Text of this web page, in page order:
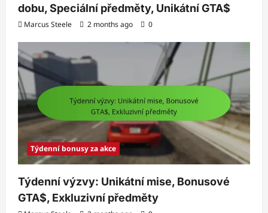
dobu, Speciální předměty, Unikátní GTA$
Marcus Steele 2 months ago 0
Týdenní bonusy za akce
Týdenní výzvy: Unikátní mise, Bonusové
GTA$, Exkluzivní předměty